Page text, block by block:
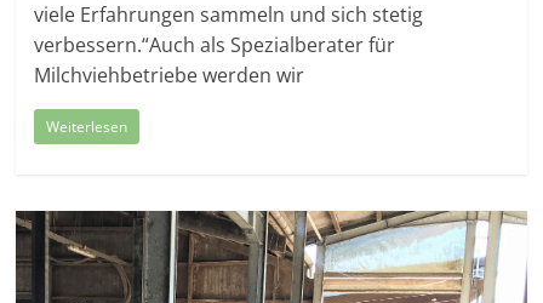
viele Erfahrungen sammeln und sich stetig
verbessern.“Auch als Spezialberater für
Milchviehbetriebe werden wir
Weiterlesen